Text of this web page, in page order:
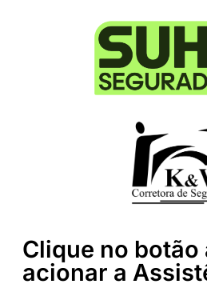
Clique no botão
acionar a